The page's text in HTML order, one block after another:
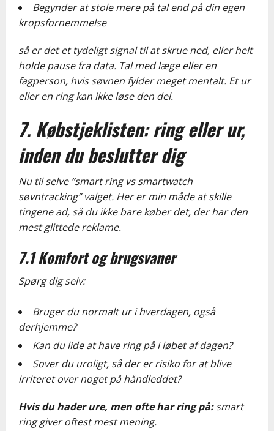
Begynder at stole mere på tal end på din egen
kropsfornemmelse
så er det et tydeligt signal til at skrue ned, eller helt
holde pause fra data. Tal med læge eller en
fagperson, hvis søvnen fylder meget mentalt. Et ur
eller en ring kan ikke løse den del.
7. Købstjeklisten: ring eller ur,
inden du beslutter dig
Nu til selve “smart ring vs smartwatch
søvntracking” valget. Her er min måde at skille
tingene ad, så du ikke bare køber det, der har den
mest glittede reklame.
7.1 Komfort og brugsvaner
Spørg dig selv:
Bruger du normalt ur i hverdagen, også
derhjemme?
Kan du lide at have ring på i løbet af dagen?
Sover du uroligt, så der er risiko for at blive
irriteret over noget på håndleddet?
Hvis du hader ure, men ofte har ring på:smart
ring giver oftest mest mening.